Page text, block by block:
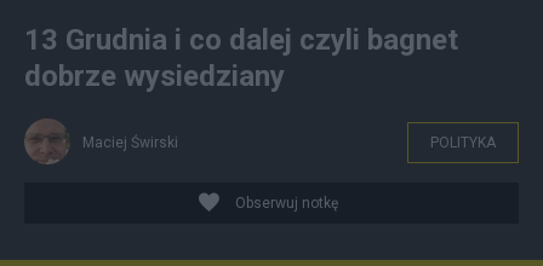
13 Grudnia i co dalej czyli bagnet
dobrze wysiedziany
Maciej Świrski POLITYKA
Obserwuj notkę